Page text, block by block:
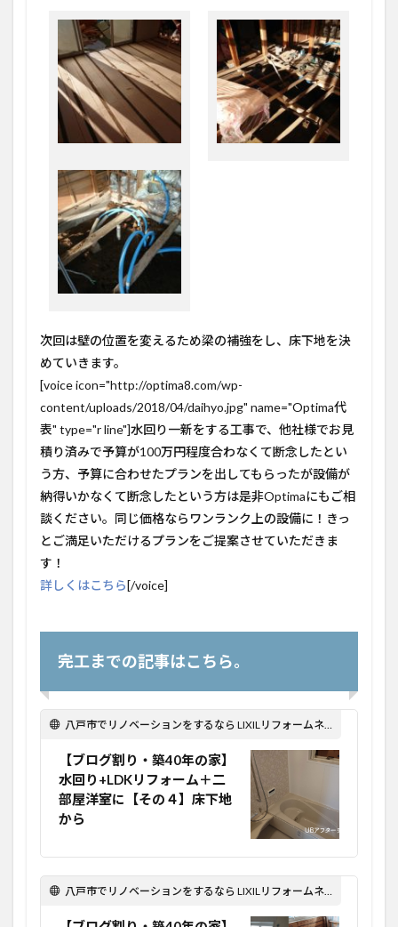
次回は壁の位置を変えるため梁の補強をし、床下地を決
めていきます。
[voice icon="http://optima8.com/wp-
content/uploads/2018/04/daihyo.jpg" name="Optima代
表" type="r line"]水回り一新をする工事で、他社様でお見
積り済みで予算が100万円程度合わなくて断念したとい
う方、予算に合わせたプランを出してもらったが設備が
納得いかなくて断念したという方は是非Optimaにもご相
談ください。同じ価格ならワンランク上の設備に！きっ
とご満足いただけるプランをご提案させていただきま
す！
詳しくはこちら[/voice]
完工までの記事はこちら。
八戸市でリノベーションをするなら LIXILリフォームネット Optima Reform！
【ブログ割り・築40年の家】
水回り+LDKリフォーム＋二
部屋洋室に【その４】床下地
から
八戸市でリノベーションをするなら LIXILリフォームネット Optima Reform！